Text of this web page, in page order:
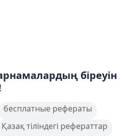
біреуін
бесплатные рефераты
Қазақ тіліндегі рефераттар